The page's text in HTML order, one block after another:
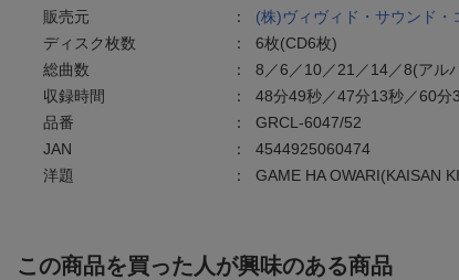
販売元
： (株)ヴィヴィド・サウンド・
ディスク枚数
： 6枚(CD6枚)
総曲数
： 8／6／10／21／14／8(アル
収録時間
： 48分49秒／47分13秒／60
品番
： GRCL-6047/52
JAN
： 4544925060474
洋題
： GAME HA OWARI(KAISAN
この商品を買った人が興味のある商品